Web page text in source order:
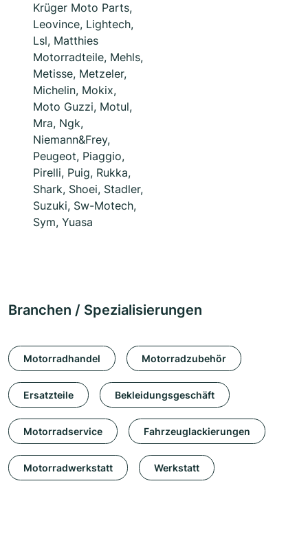
Krüger Moto Parts,
Leovince, Lightech,
Lsl, Matthies
Motorradteile, Mehls,
Metisse, Metzeler,
Michelin, Mokix,
Moto Guzzi, Motul,
Mra, Ngk,
Niemann&Frey,
Peugeot, Piaggio,
Pirelli, Puig, Rukka,
Shark, Shoei, Stadler,
Suzuki, Sw-Motech,
Sym, Yuasa
Branchen / Spezialisierungen
Motorradhandel Motorradzubehör
Ersatzteile Bekleidungsgeschäft
Motorradservice Fahrzeuglackierungen
Motorradwerkstatt Werkstatt